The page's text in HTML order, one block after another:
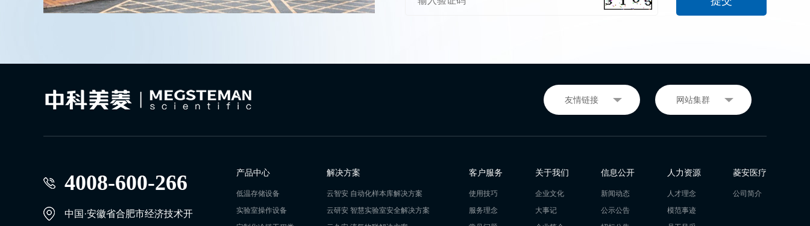
4008-600-266
中国·安徽省合肥市经济技术开
产品中心
低温存储设备
实验室操作设备
解决方案
云智安 自动化样本库解决方案
云研安 智慧实验室安全解决方案
客户服务
使用技巧
服务理念
关于我们
企业文化
大事记
信息公开
新闻动态
公示公告
人力资源
人才理念
模范事迹
菱安医疗
公司简介